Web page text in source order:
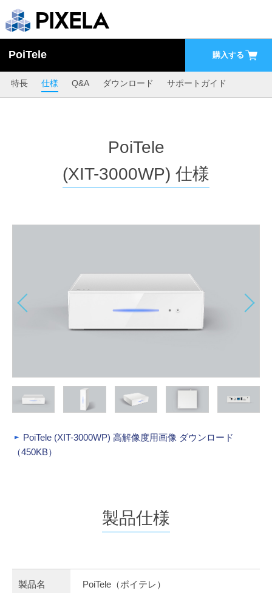
PoiTele 購入する
特長 仕様 Q&A ダウンロード サポートガイド
PoiTele
(XIT-3000WP) 仕様
PoiTele (XIT-3000WP) 高解像度用画像 ダウンロード
（450KB）
製品仕様
製品名 PoiTele（ポイテレ）